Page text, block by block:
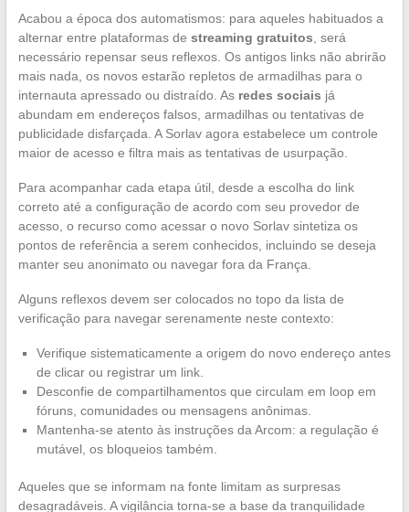
Acabou a época dos automatismos: para aqueles habituados a
alternar entre plataformas de streaming gratuitos , será
necessário repensar seus reflexos. Os antigos links não abrirão
mais nada, os novos estarão repletos de armadilhas para o
internauta apressado ou distraído. As redes sociais já
abundam em endereços falsos, armadilhas ou tentativas de
publicidade disfarçada. A Sorlav agora estabelece um controle
maior de acesso e filtra mais as tentativas de usurpação.
Para acompanhar cada etapa útil, desde a escolha do link
correto até a configuração de acordo com seu provedor de
acesso, o recurso como acessar o novo Sorlav sintetiza os
pontos de referência a serem conhecidos, incluindo se deseja
manter seu anonimato ou navegar fora da França.
Alguns reflexos devem ser colocados no topo da lista de
verificação para navegar serenamente neste contexto:
Verifique sistematicamente a origem do novo endereço antes
de clicar ou registrar um link.
Desconfie de compartilhamentos que circulam em loop em
fóruns, comunidades ou mensagens anônimas.
Mantenha-se atento às instruções da Arcom: a regulação é
mutável, os bloqueios também.
Aqueles que se informam na fonte limitam as surpresas
desagradáveis. A vigilância torna-se a base da tranquilidade